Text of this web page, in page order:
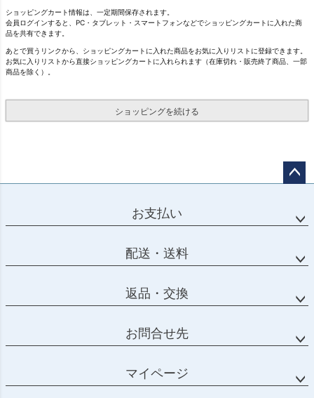
ショッピングカート情報は、一定期間保存されます。
会員ログインすると、PC・タブレット・スマートフォンなどでショッピングカートに入れた商
品を共有できます。
あとで買うリンクから、ショッピングカートに入れた商品をお気に入りリストに登録できます。
お気に入りリストから直接ショッピングカートに入れられます（在庫切れ・販売終了商品、一部
商品を除く）。
ショッピングを続ける
お支払い
配送・送料
返品・交換
お問合せ先
マイページ